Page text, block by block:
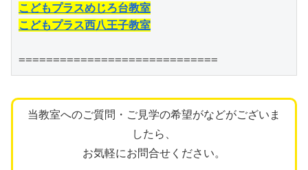
こどもプラスめじろ台教室
こどもプラス西八王子教室
=============================
当教室へのご質問・ご見学の希望がなどがございま
したら、
お気軽にお問合せください。